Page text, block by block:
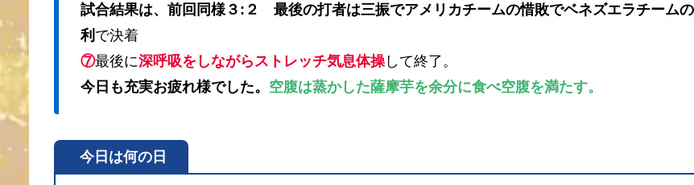
試合結果は、前回同様３:２ 最後の打者は三振でアメリカチームの惜敗でベネズエラチーム
利 で決着
⑦最後に深呼吸をしながらストレッチ気息体操 して終了。
今日も充実お疲れ様でした。 空腹は蒸かした薩摩芋を余分に食べ空腹を満たす。
今日は何の日